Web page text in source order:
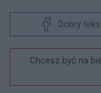
Dobry
Chcesz być na